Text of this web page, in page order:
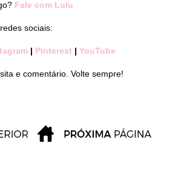
Fale com Lulu
sociais:
| Pinterest | YouTube
e comentário. Volte sempre!